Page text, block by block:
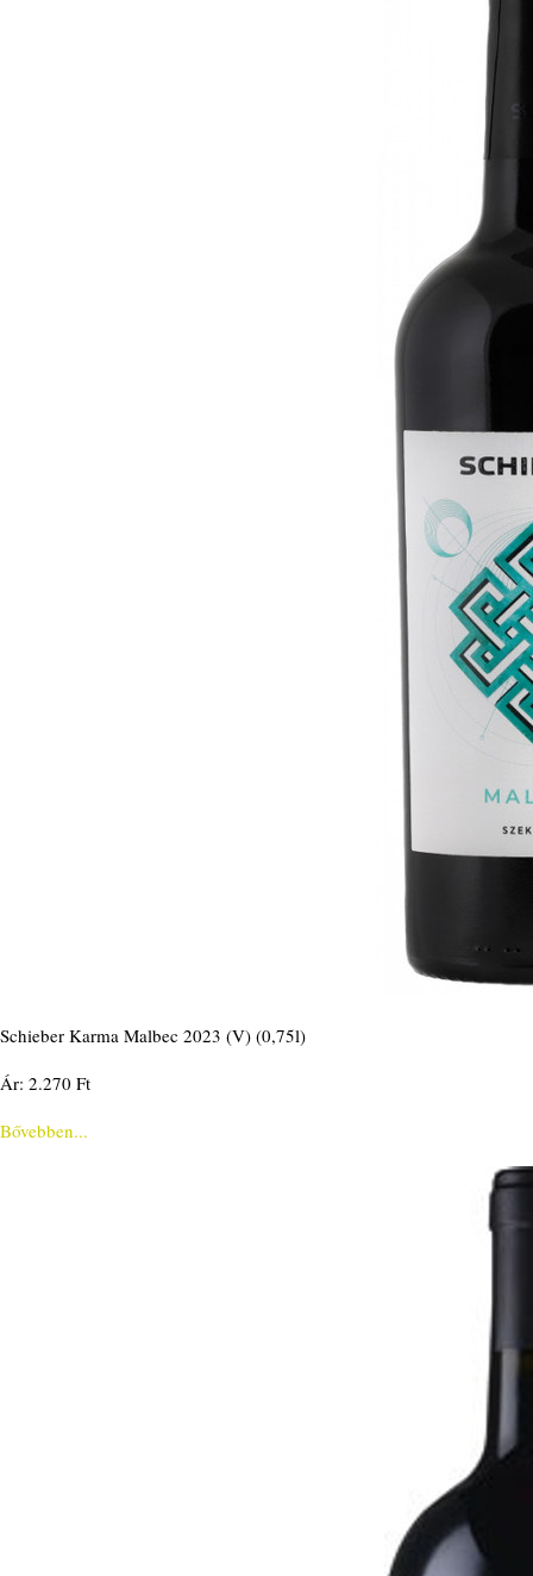
Schieber Karma Malbec 2023 (V) (0,75l)
Ár: 2.270 Ft
Bővebben...